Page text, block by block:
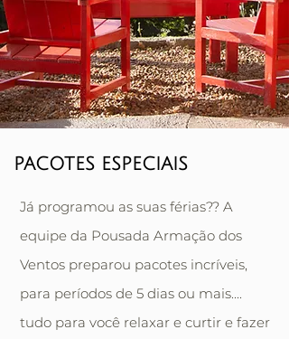
PACOTES ESPECIAIS
Já programou as suas férias?? A
equipe da Pousada Armação dos
Ventos preparou pacotes incríveis,
para períodos de 5 dias ou mais....
tudo para você relaxar e curtir e fazer